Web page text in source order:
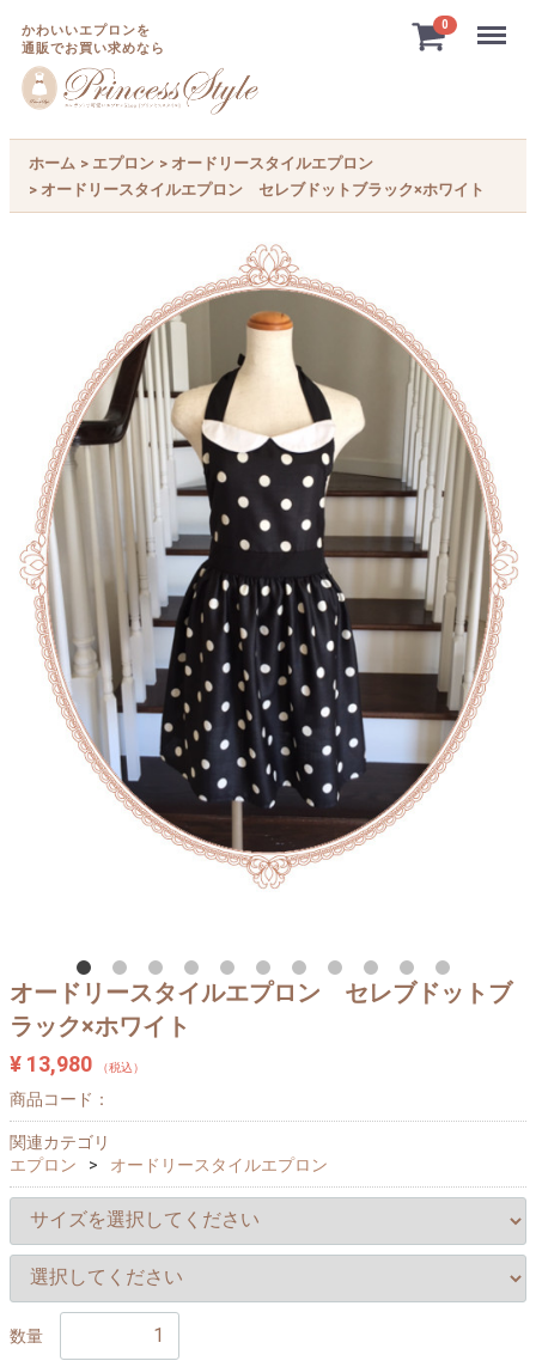
0
かわいいエプロンを
通販でお買い求めなら
Menu
ホーム エプロン
オードリースタイルエプロン
オードリースタイルエプロン セレブドットブラック×ホワイト
オードリースタイルエプロン セレブドットブ
ラック×ホワイト
¥ 13,980 （税込）
商品コード：
関連カテゴリ
エプロン
オードリースタイルエプロン
数量